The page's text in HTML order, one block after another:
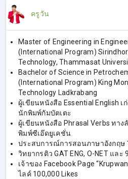
ครูวัน
Master of Engineering in
(International Program)
Technology, Thammasat
Bachelor of Science in
(International Program) King
Technology Ladkrabang
ผู้เขียนหนังสือ Essential English เ
นักพิมพ์กัมบัตเตะ
ผู้เขียนหนังสือ Phrasal Verbs ทา
พิมพ์ซีเอ๊ดยูเคชั่น
ประสบการณ์การสอนภาษาอังกฤษ
วิทยากรติว GAT ENG, O-NET แล
เจ้าของ Facebook Page
ไลค์ 100,000 Likes